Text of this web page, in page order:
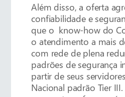
Além disso, a oferta
confiabilidade e
que o know-how do
o atendimento a mais
com rede de plena
padrões de segurança
partir de seus
Nacional padrão Tier